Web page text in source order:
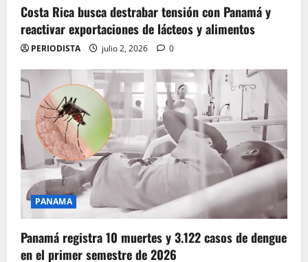
Costa Rica busca destrabar tensión con Panamá y
reactivar exportaciones de lácteos y alimentos
PERIODISTA julio 2, 2026 0
PANAMA
Panamá registra 10 muertes y 3.122 casos de dengue
en el primer semestre de 2026